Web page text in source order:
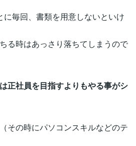
に毎回、書類を用意しないといけ
る時はあっさり落ちてしまうので
正社員を目指すよりもやる事がシ
その時にパソコンスキルなどのテ